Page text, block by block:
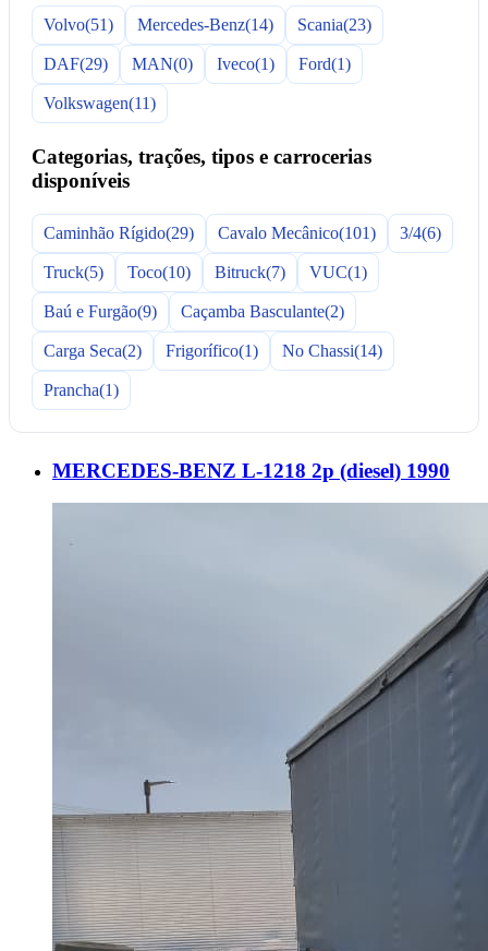
Volvo(51) Mercedes-Benz(14) Scania(23)
DAF(29) MAN(0) Iveco(1) Ford(1)
Volkswagen(11)
Categorias, trações, tipos e carrocerias
disponíveis
Caminhão Rígido(29) Cavalo Mecânico(101) 3/4(6)
Truck(5) Toco(10) Bitruck(7) VUC(1)
Baú e Furgão(9) Caçamba Basculante(2)
Carga Seca(2) Frigorífico(1) No Chassi(14)
Prancha(1)
MERCEDES-BENZ L-1218 2p (diesel) 1990